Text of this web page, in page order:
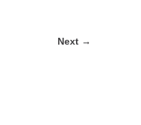
Next →